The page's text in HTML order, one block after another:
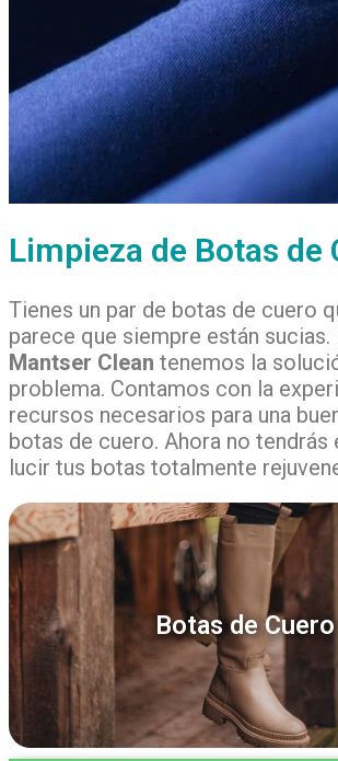
Limpieza de Botas de
Tienes un par de botas de cuero
parece que siempre están sucias.
Mantser Clean tenemos la
problema. Contamos con la
recursos necesarios para una
botas de cuero. Ahora no tendrás
lucir tus botas totalmente
Botas de Cuero